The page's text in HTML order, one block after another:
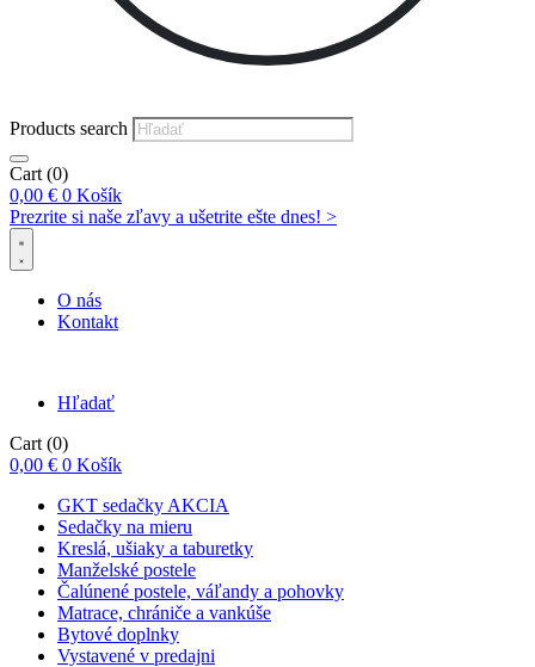
Products search
Cart (0)
0,00 € 0 Košík
Prezrite si naše zľavy a ušetrite ešte dnes! >​
O nás
Kontakt
Hľadať
Cart (0)
0,00 € 0 Košík
GKT sedačky AKCIA
Sedačky na mieru
Kreslá, ušiaky a taburetky
Manželské postele
Čalúnené postele, váľandy a pohovky
Matrace, chrániče a vankúše
Bytové doplnky
Vystavené v predajni